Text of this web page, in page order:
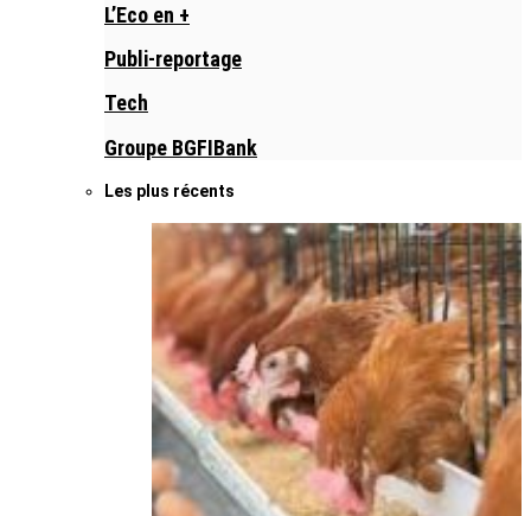
L’Eco en +
Publi-reportage
Tech
Groupe BGFIBank
Les plus récents